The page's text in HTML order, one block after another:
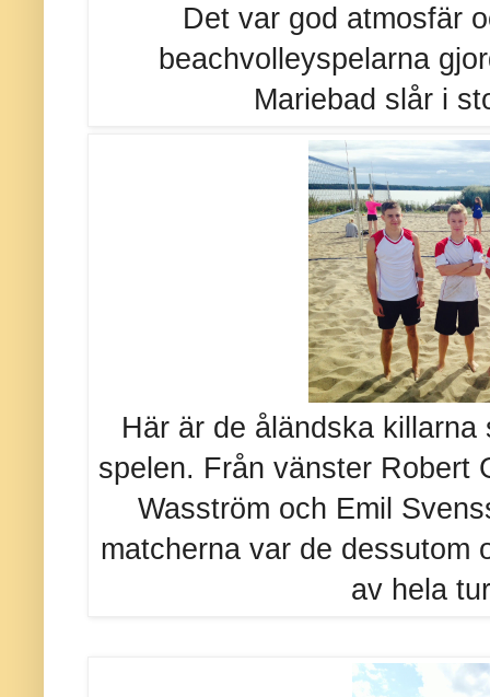
Det var god atmosfär
beachvolleyspelarna
Mariebad slår i
Här är de åländska
spelen. Från vänster
Wasström och Emil
matcherna var de dessutom
av hela